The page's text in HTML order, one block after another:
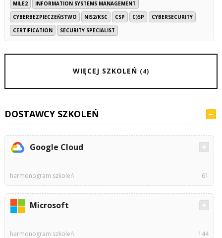
MILE2
INFORMATION SYSTEMS MANAGEMENT
CYBERBEZPIECZEŃSTWO
NIS2/KSC CSP C)SP
CYBERSECURITY
CERTIFICATION
SECURITY SPECIALIST
WIĘCEJ SZKOLEŃ (4)
DOSTAWCY SZKOLEŃ
Google Cloud
harmonogram szkoleń 61
Microsoft
harmonogram szkoleń 144